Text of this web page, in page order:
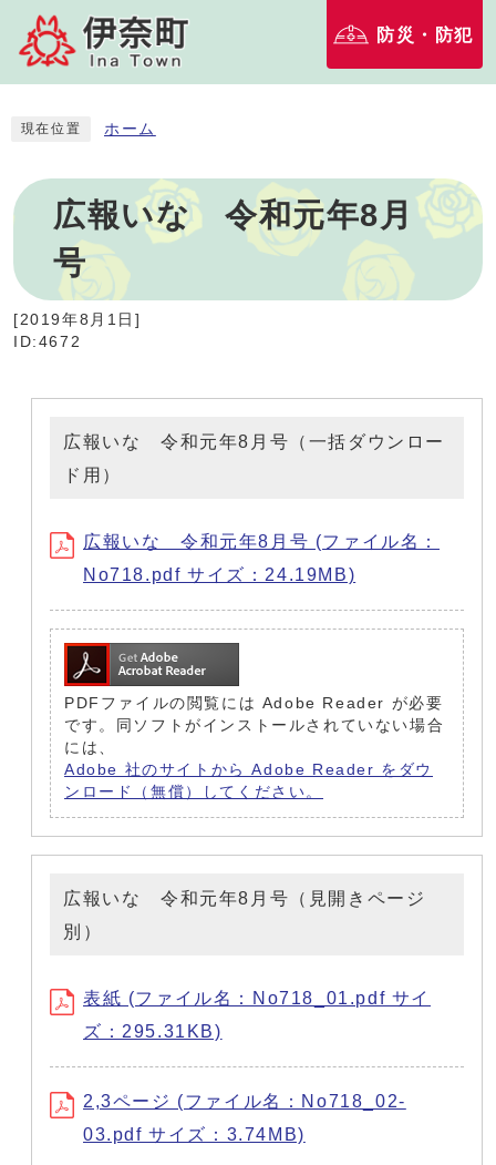
防災・防犯
現在位置 ホーム
広報いな 令和元年8月
号
[2019年8月1日]
ID:4672
広報いな 令和元年8月号（一括ダウンロー
ド用）
広報いな 令和元年8月号 (ファイル名：
No718.pdf サイズ：24.19MB)
PDFファイルの閲覧には Adobe Reader が必要
です。同ソフトがインストールされていない場合
には、
Adobe 社のサイトから Adobe Reader をダウ
ンロード（無償）してください。
広報いな 令和元年8月号（見開きページ
別）
表紙 (ファイル名：No718_01.pdf サイ
ズ：295.31KB)
2,3ページ (ファイル名：No718_02-
03.pdf サイズ：3.74MB)